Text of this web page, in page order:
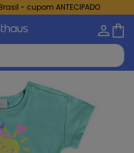
- cupom ANTECIPADO